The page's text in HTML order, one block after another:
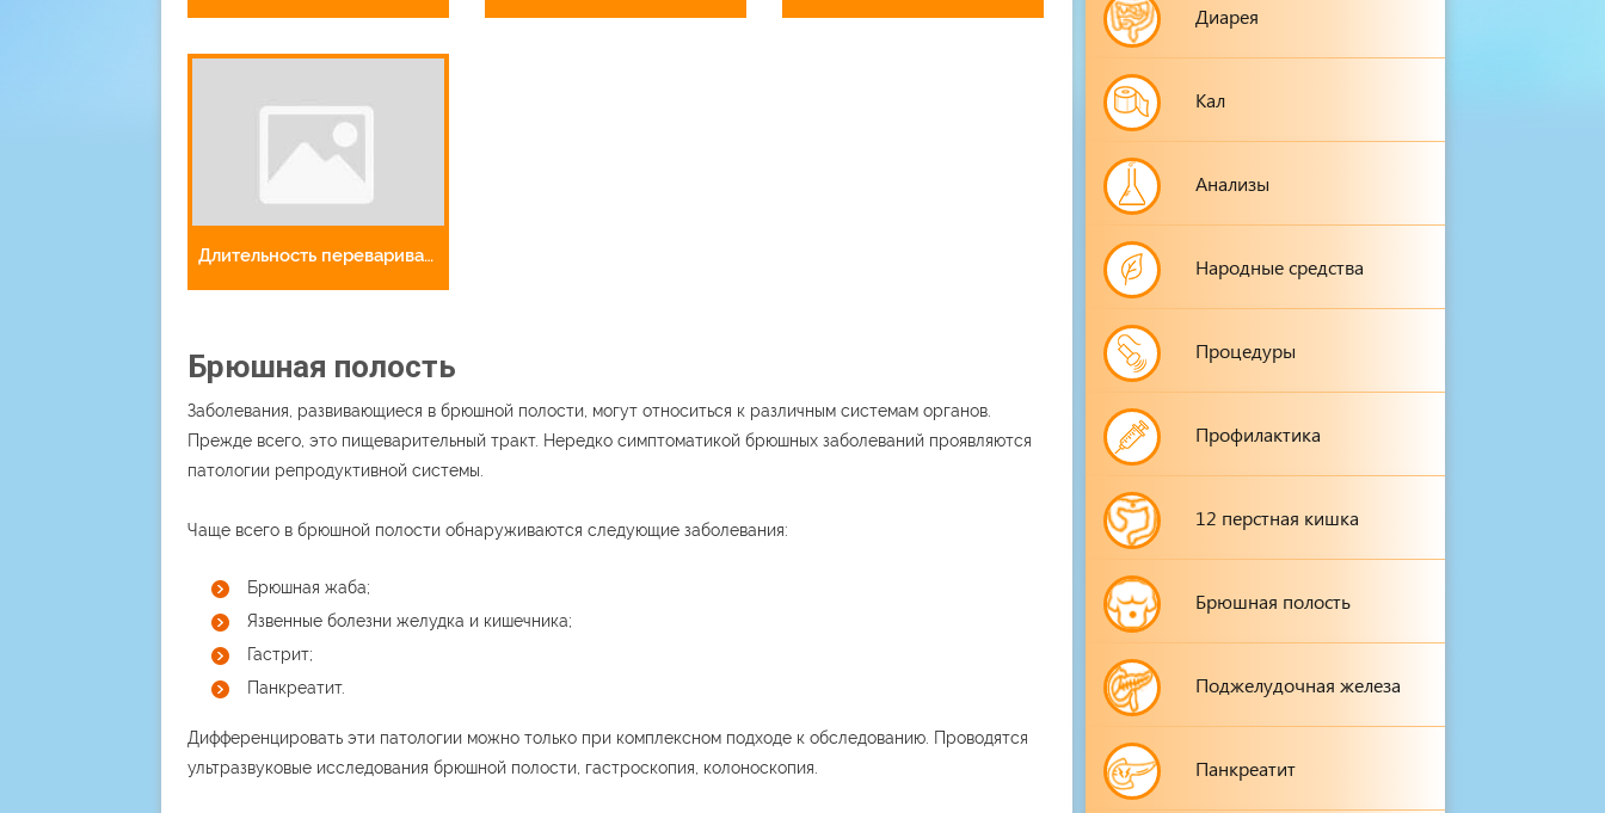
Длительность переваривания пищи в желудке человека
Брюшная полость
Заболевания, развивающиеся в брюшной полости, могут относиться к различным системам органов.
Прежде всего, это пищеварительный тракт. Нередко симптоматикой брюшных заболеваний проявляются
патологии репродуктивной системы.
Чаще всего в брюшной полости обнаруживаются следующие заболевания:
Брюшная жаба;
Язвенные болезни желудка и кишечника;
Гастрит;
Панкреатит.
Дифференцировать эти патологии можно только при комплексном подходе к обследованию. Проводятся
ультразвуковые исследования брюшной полости, гастроскопия, колоноскопия.
Диарея
Кал
Анализы
Народные средства
Процедуры
Профилактика
12 перстная кишка
Брюшная полость
Поджелудочная железа
Панкреатит